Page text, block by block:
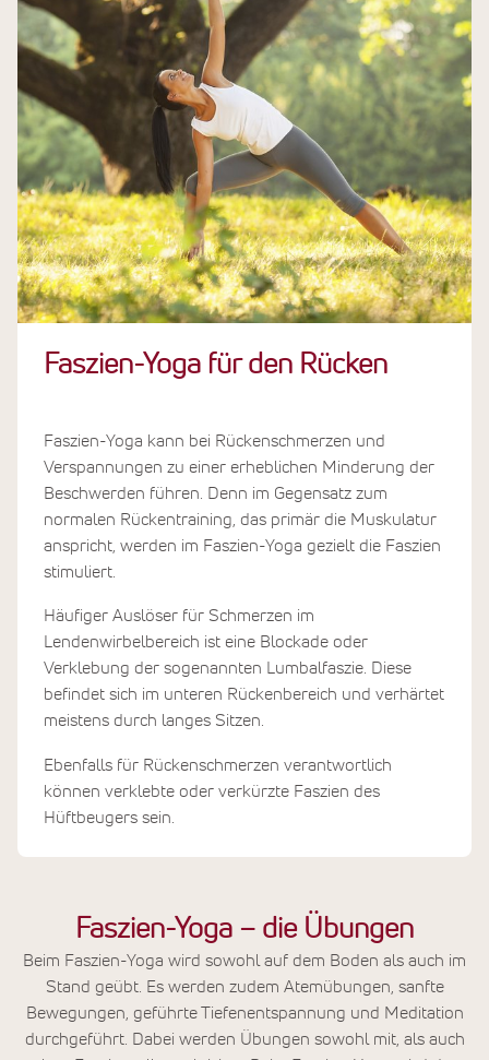
Faszien-Yoga für den Rücken
Faszien-Yoga kann bei Rückenschmerzen und
Verspannungen zu einer erheblichen Minderung der
Beschwerden führen. Denn im Gegensatz zum
normalen Rückentraining, das primär die Muskulatur
anspricht, werden im Faszien-Yoga gezielt die Faszien
stimuliert.
Häufiger Auslöser für Schmerzen im
Lendenwirbelbereich ist eine Blockade oder
Verklebung der sogenannten Lumbalfaszie. Diese
befindet sich im unteren Rückenbereich und verhärtet
meistens durch langes Sitzen.
Ebenfalls für Rückenschmerzen verantwortlich
können verklebte oder verkürzte Faszien des
Hüftbeugers sein.
Faszien-Yoga – die Übungen
Beim Faszien-Yoga wird sowohl auf dem Boden als auch im
Stand geübt. Es werden zudem Atemübungen, sanfte
Bewegungen, geführte Tiefenentspannung und Meditation
durchgeführt. Dabei werden Übungen sowohl mit, als auch